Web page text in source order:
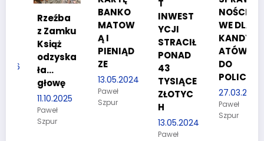
Rzeźba
z Zamku
Książ
odzyska
ła…
głowę
11.10.2025
Paweł
Szpur
BANKO
MATOW
PIENIĄD
13.05.2024
Paweł
Szpur
INWEST
YCJI
STRACIŁ
PONAD
TYSIĄCE
ZŁOTYC
13.05.2024
Paweł
NOŚCIO
WE DLA
KANDYD
ATÓW
POLICJI
27.03.2024
Paweł
Szpur